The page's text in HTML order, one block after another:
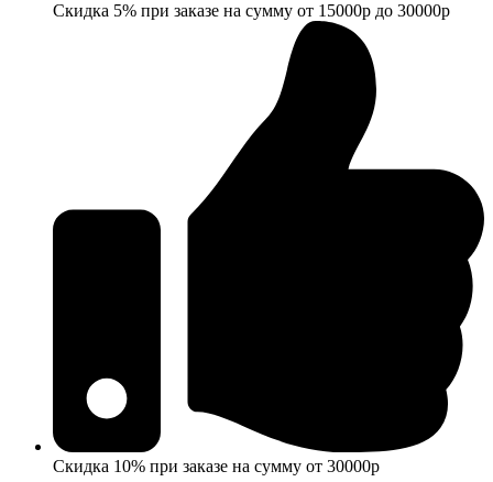
Скидка 5% при заказе на сумму от 15000р до 30000р
Скидка 10% при заказе на сумму от 30000р